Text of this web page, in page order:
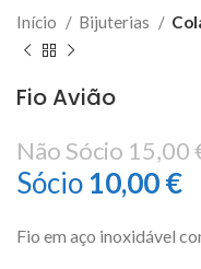
Início Bijuterias
Fio Avião
Não Sócio 15,00
Sócio 10,00€
Fio em aço inoxidável